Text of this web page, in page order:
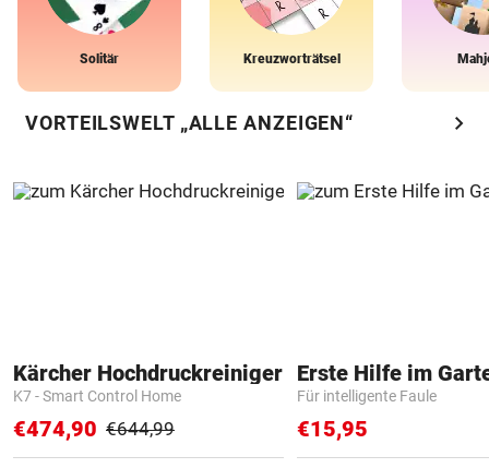
Solitär Kreuzworträtsel
VORTEILSWELT „ALLE ANZEIGEN“ chevron_right
Kärcher Hochdruckreiniger
K7 - Smart Control Home
€474,90 €644,99
Erste Hilfe im
Für intelligente Faule
€15,95